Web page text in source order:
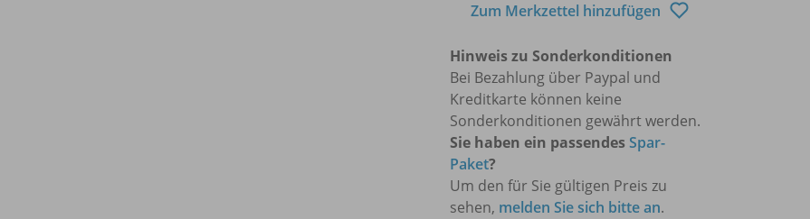
Zum Merkzettel hinzufügen
Hinweis zu Sonderkonditionen
Bei Bezahlung über Paypal und
Kreditkarte können keine
Sonderkonditionen gewährt werden.
Sie haben ein passendesSpar-
Paket?
Um den für Sie gültigen Preis zu
sehen, melden Sie sich bitte an.